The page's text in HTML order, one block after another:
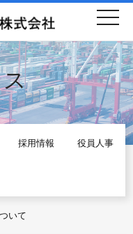
採用情報 役員人事
いて